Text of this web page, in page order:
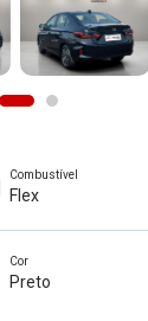
Combustível
Flex
Cor
Preto